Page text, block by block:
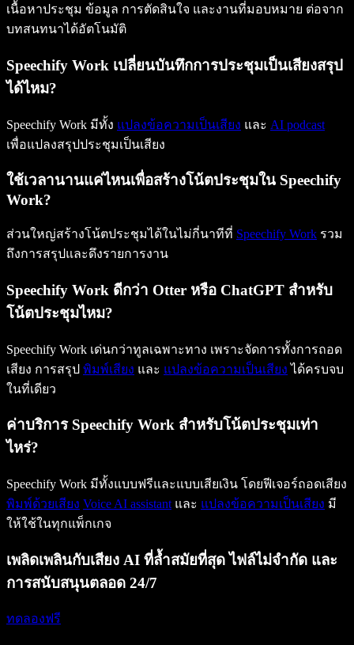
เนื้อหาประชุม ข้อมูล การตัดสินใจ และงานที่มอบหมาย ต่อจาก
บทสนทนาได้อัตโนมัติ
Speechify Work เปลี่ยนบันทึกการประชุมเป็นเสียงสรุป
ได้ไหม?
Speechify Work มีทั้ง แปลงข้อความเป็นเสียง และ AI podcast
เพื่อแปลงสรุปประชุมเป็นเสียง
ใช้เวลานานแค่ไหนเพื่อสร้างโน้ตประชุมใน Speechify
Work?
ส่วนใหญ่สร้างโน้ตประชุมได้ในไม่กี่นาทีที่ Speechify Work รวม
ถึงการสรุปและดึงรายการงาน
Speechify Work ดีกว่า Otter หรือ ChatGPT สำหรับ
โน้ตประชุมไหม?
Speechify Work เด่นกว่าทูลเฉพาะทาง เพราะจัดการทั้งการถอด
เสียง การสรุป พิมพ์เสียง และ แปลงข้อความเป็นเสียง ได้ครบจบ
ในที่เดียว
ค่าบริการ Speechify Work สำหรับโน้ตประชุมเท่า
ไหร่?
Speechify Work มีทั้งแบบฟรีและแบบเสียเงิน โดยฟีเจอร์ถอดเสียง
พิมพ์ด้วยเสียง Voice AI assistant และ แปลงข้อความเป็นเสียง มี
ให้ใช้ในทุกแพ็กเกจ
เพลิดเพลินกับเสียง AI ที่ล้ำสมัยที่สุด ไฟล์ไม่จำกัด และ
การสนับสนุนตลอด 24/7
ทดลองฟรี